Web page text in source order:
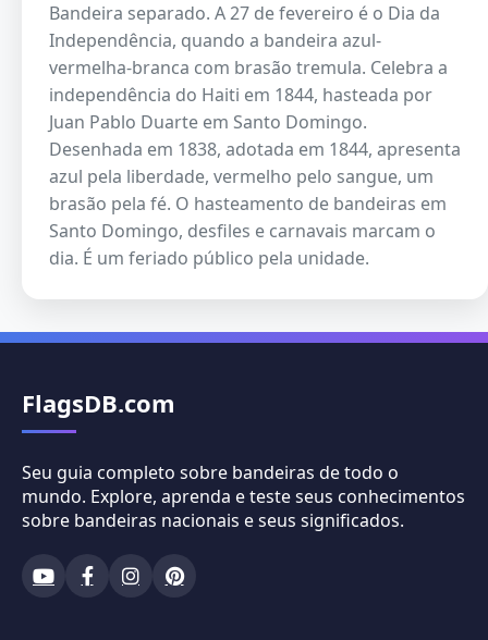
Bandeira separado. A 27 de fevereiro é o Dia da
Independência, quando a bandeira azul-
vermelha-branca com brasão tremula. Celebra a
independência do Haiti em 1844, hasteada por
Juan Pablo Duarte em Santo Domingo.
Desenhada em 1838, adotada em 1844, apresenta
azul pela liberdade, vermelho pelo sangue, um
brasão pela fé. O hasteamento de bandeiras em
Santo Domingo, desfiles e carnavais marcam o
dia. É um feriado público pela unidade.
FlagsDB.com
Seu guia completo sobre bandeiras de todo o
mundo. Explore, aprenda e teste seus conhecimentos
sobre bandeiras nacionais e seus significados.